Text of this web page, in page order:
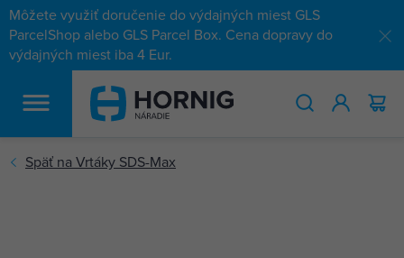
Môžete využiť doručenie do výdajných miest GLS
ParcelShop alebo GLS Parcel Box. Cena dopravy do
výdajných miest iba 4 Eur.
HĽADAŤ